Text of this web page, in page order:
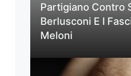
Partigiano Contro
Berlusconi E I
Meloni